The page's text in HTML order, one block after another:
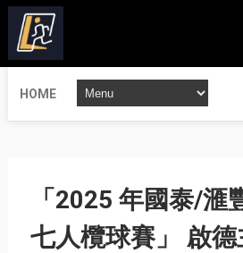
HOME
「2025 年國泰/滙
七人欖球賽」 啟